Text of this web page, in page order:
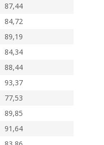
87,44
84,72
89,19
84,34
88,44
93,37
77,53
89,85
91,64